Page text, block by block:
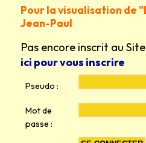
Pour la visualisation de
Jean-Paul
Pas encore inscrit au
ici pour vous inscrire
Pseudo :
Mot de
passe :